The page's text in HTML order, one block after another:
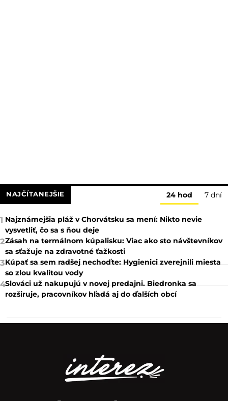
NAJČÍTANEJŠIE 24 hod 7 dní
1 Najznámejšia pláž v Chorvátsku sa mení: Nikto nevie
vysvetliť, čo sa s ňou deje
2Zásah na termálnom kúpalisku: Viac ako sto návštevníkov
sa sťažuje na zdravotné ťažkosti
3Kúpať sa sem radšej nechoďte: Hygienici zverejnili miesta
so zlou kvalitou vody
4Slováci už nakupujú v novej predajni. Biedronka sa
rozširuje, pracovníkov hľadá aj do ďalších obcí